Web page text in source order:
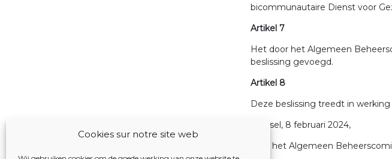
Cookies sur notre site web
bicommunautaire Dienst voor
Artikel 7
Het door het Algemeen
beslissing gevoegd.
Artikel 8
Deze beslissing treedt in
Brussel, 8 februari 2024,
Voor het Algemeen